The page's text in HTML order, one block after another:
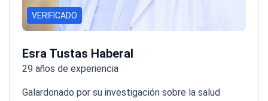
VERIFICADO
Esra Tustas Haberal
29 años de experiencia
Galardonado por su investigación sobre la salud